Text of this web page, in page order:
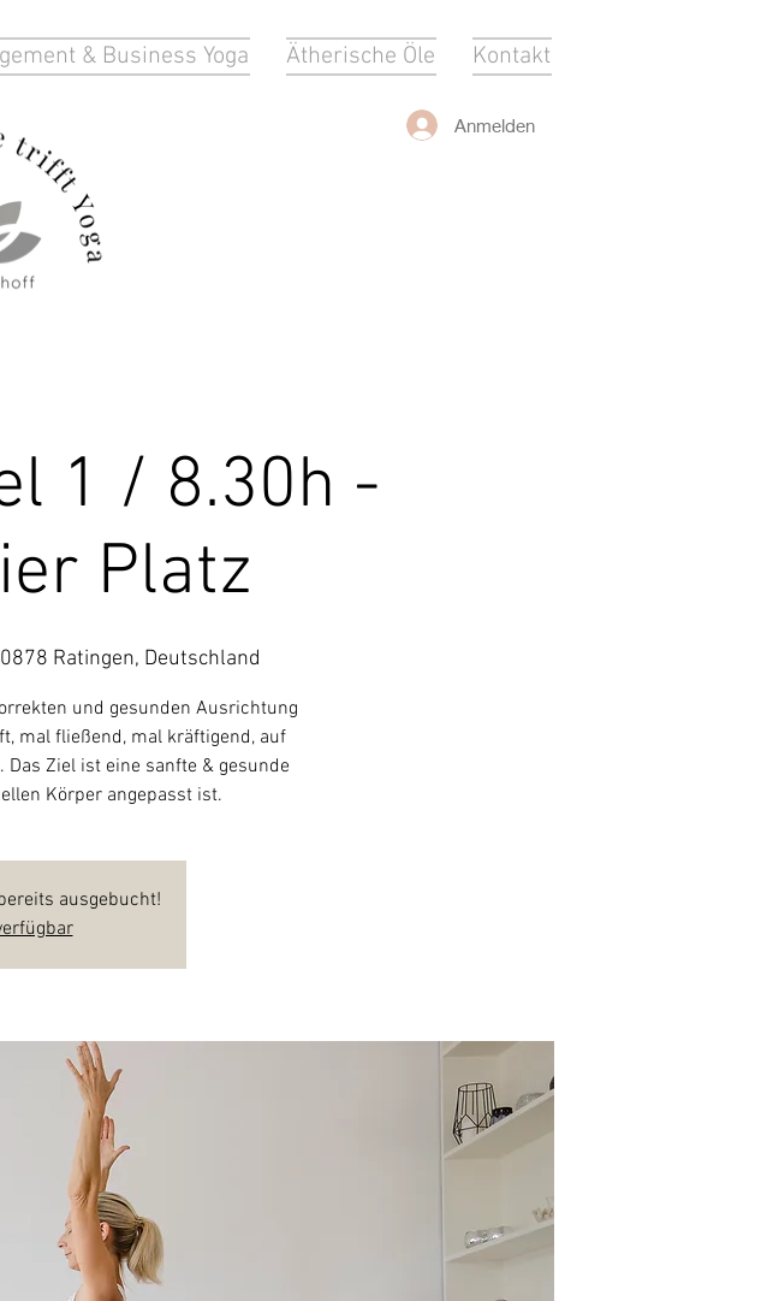
& Business Yoga Ätherische Öle Kontakt
Anmelden
1 / 8.30h -
Platz
Ratingen, Deutschland
und gesunden Ausrichtung
mal fließend, mal kräftigend, auf
Ziel ist eine sanfte & gesunde
Körper angepasst ist.
ausgebucht!